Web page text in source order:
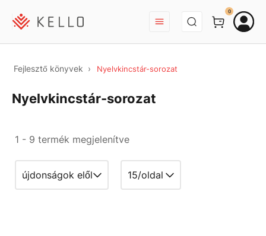
BEJELENTKEZÉS
0
Fejlesztő könyvek Nyelvkincstár-sorozat
Nyelvkincstár-sorozat
1 - 9 termék megjelenítve